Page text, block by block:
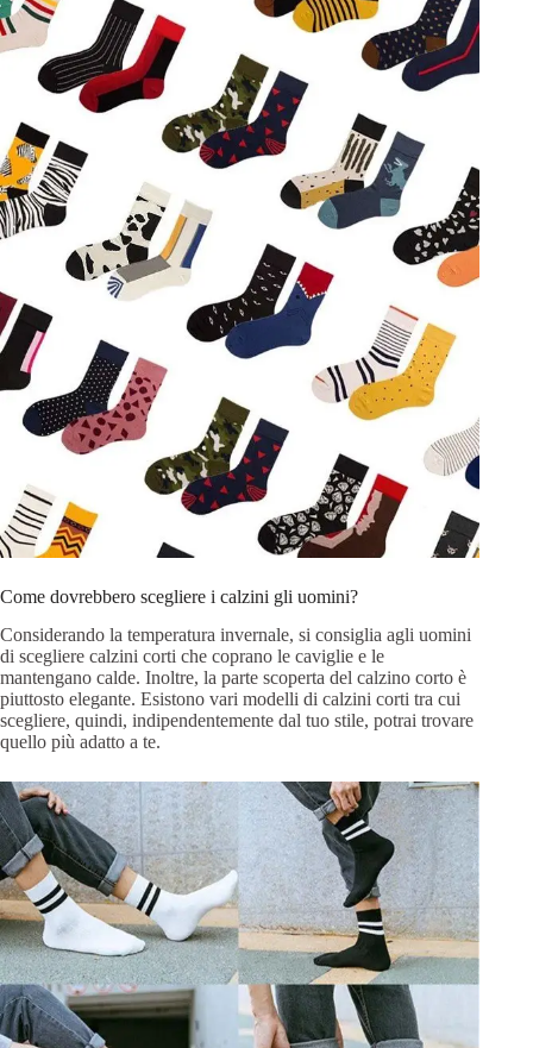
Come dovrebbero scegliere i calzini gli uomini?
Considerando la temperatura invernale, si consiglia agli uomini
di scegliere calzini corti che coprano le caviglie e le
mantengano calde. Inoltre, la parte scoperta del calzino corto è
piuttosto elegante. Esistono vari modelli di calzini corti tra cui
scegliere, quindi, indipendentemente dal tuo stile, potrai trovare
quello più adatto a te.